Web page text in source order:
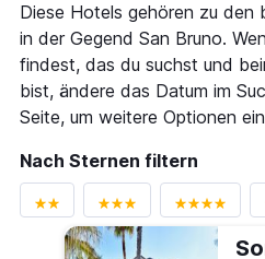
Diese Hotels gehören zu
in der Gegend San Bruno.
findest, das du suchst und
bist, ändere das Datum im
Seite, um weitere Optionen
Nach Sternen filtern